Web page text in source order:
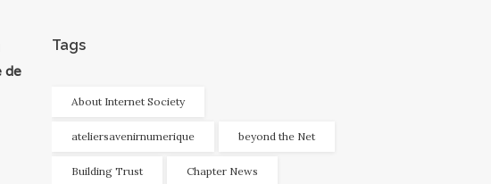
de
Tags
About Internet Society
ateliersavenirnumerique beyond the Net
Building Trust Chapter News